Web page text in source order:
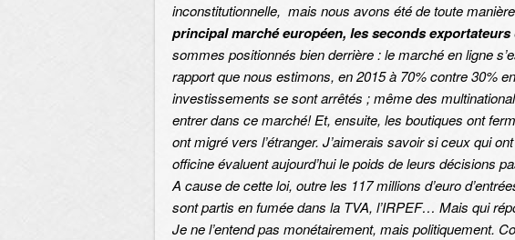
inconstitutionnelle, mais nous avons été de toute
principal marché européen, les seconds exportateurs
sommes positionnés bien derrière : le marché en ligne
rapport que nous estimons, en 2015 à 70% contre 30%
investissements se sont arrêtés ; même des
entrer dans ce marché! Et, ensuite, les boutiques ont
ont migré vers l’étranger. J’aimerais savoir si ceux qui
officine évaluent aujourd’hui le poids de leurs décisions
A cause de cette loi, outre les 117 millions d’euro
sont partis en fumée dans la TVA, l’IRPEF… Mais qui
Je ne l’entend pas monétairement, mais politiquement.